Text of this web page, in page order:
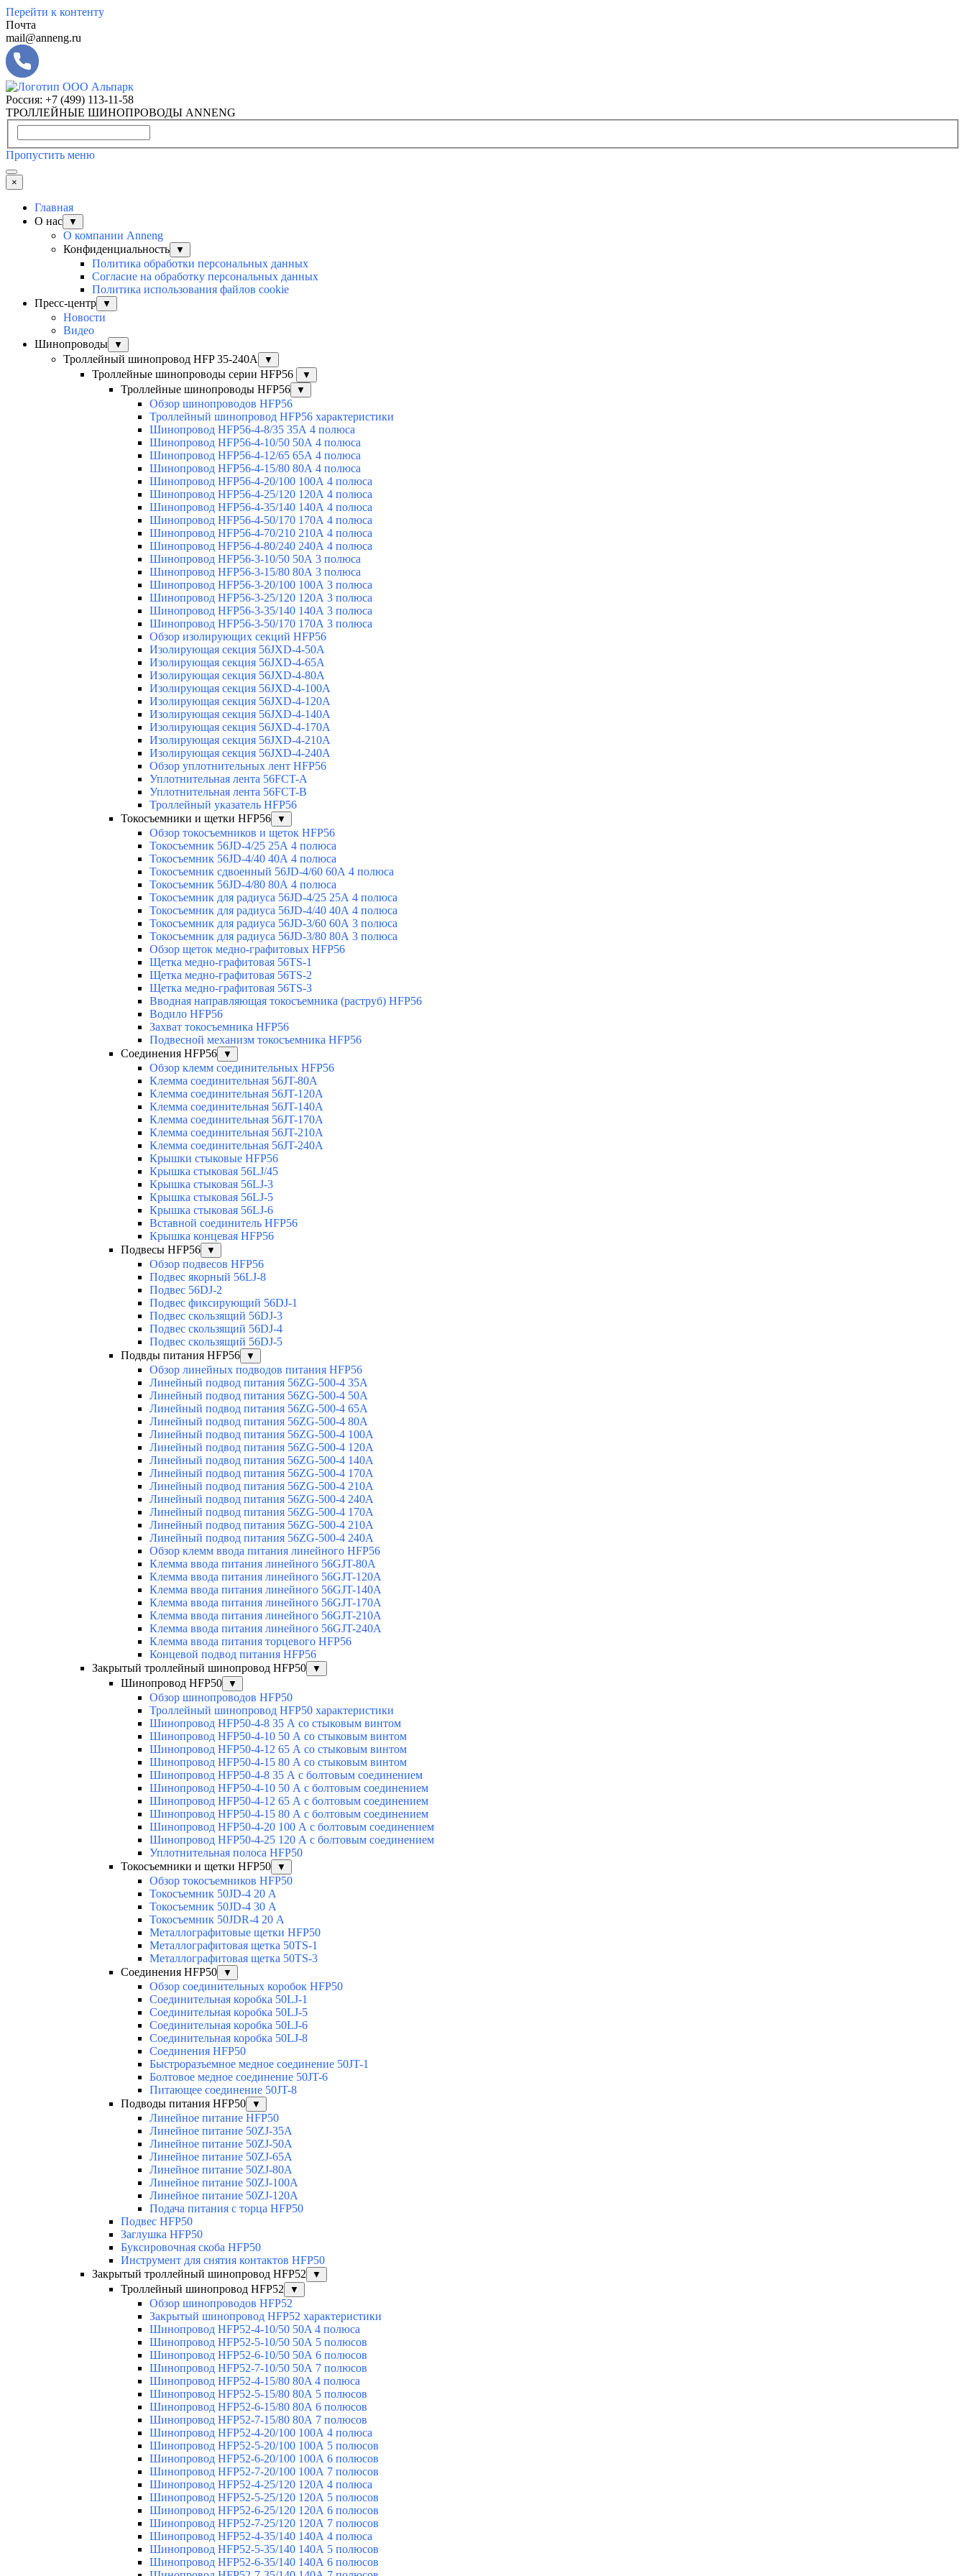
Перейти к контенту
Почта
mail@anneng.ru
Россия: +7 (499) 113-11-58
ТРОЛЛЕЙНЫЕ ШИНОПРОВОДЫ ANNENG
Пропустить меню
×
Главная
О нас
▼
О компании Anneng
Конфиденциальность
▼
Политика обработки персональных данных
Согласие на обработку персональных данных
Политика использования файлов cookie
Пресс-центр
▼
Новости
Видео
Шинопроводы
▼
Троллейный шинопровод HFP 35-240А ▼
Троллейные шинопроводы серии HFP56 ▼
Троллейные шинопроводы HFP56 ▼
Обзор шинопроводов HFP56
Троллейный шинопровод HFP56 характеристики
Шинопровод HFP56-4-8/35 35А 4 полюса
Шинопровод HFP56-4-10/50 50А 4 полюса
Шинопровод HFP56-4-12/65 65А 4 полюса
Шинопровод HFP56-4-15/80 80А 4 полюса
Шинопровод HFP56-4-20/100 100А 4 полюса
Шинопровод HFP56-4-25/120 120А 4 полюса
Шинопровод HFP56-4-35/140 140А 4 полюса
Шинопровод HFP56-4-50/170 170А 4 полюса
Шинопровод HFP56-4-70/210 210А 4 полюса
Шинопровод HFP56-4-80/240 240А 4 полюса
Шинопровод HFP56-3-10/50 50А 3 полюса
Шинопровод HFP56-3-15/80 80А 3 полюса
Шинопровод HFP56-3-20/100 100А 3 полюса
Шинопровод HFP56-3-25/120 120А 3 полюса
Шинопровод HFP56-3-35/140 140А 3 полюса
Шинопровод HFP56-3-50/170 170А 3 полюса
Обзор изолирующих секций HFP56
Изолирующая секция 56JXD-4-50A
Изолирующая секция 56JXD-4-65A
Изолирующая секция 56JXD-4-80A
Изолирующая секция 56JXD-4-100A
Изолирующая секция 56JXD-4-120A
Изолирующая секция 56JXD-4-140A
Изолирующая секция 56JXD-4-170A
Изолирующая секция 56JXD-4-210A
Изолирующая секция 56JXD-4-240A
Обзор уплотнительных лент HFP56
Уплотнительная лента 56FCT-A
Уплотнительная лента 56FCT-B
Троллейный указатель HFP56
Токосъемники и щетки HFP56
▼
Обзор токосъемников и щеток HFP56
Токосъемник 56JD-4/25 25А 4 полюса
Токосъемник 56JD-4/40 40А 4 полюса
Токосъемник сдвоенный 56JD-4/60 60А 4 полюса
Токосъемник 56JD-4/80 80А 4 полюса
Токосъемник для радиуса 56JD-4/25 25А 4 полюса
Токосъемник для радиуса 56JD-4/40 40А 4 полюса
Токосъемник для радиуса 56JD-3/60 60А 3 полюса
Токосъемник для радиуса 56JD-3/80 80А 3 полюса
Обзор щеток медно-графитовых HFP56
Щетка медно-графитовая 56TS-1
Щетка медно-графитовая 56TS-2
Щетка медно-графитовая 56TS-3
Вводная направляющая токосъемника (раструб) HFP56
Водило HFP56
Захват токосъемника HFP56
Подвесной механизм токосъемника HFP56
Соединения HFP56
▼
Обзор клемм соединительных HFP56
Клемма соединительная 56JT-80A
Клемма соединительная 56JT-120A
Клемма соединительная 56JT-140A
Клемма соединительная 56JT-170A
Клемма соединительная 56JT-210A
Клемма соединительная 56JT-240A
Крышки стыковые HFP56
Крышка стыковая 56LJ/45
Крышка стыковая 56LJ-3
Крышка стыковая 56LJ-5
Крышка стыковая 56LJ-6
Вставной соединитель HFP56
Крышка концевая HFP56
Подвесы HFP56
▼
Обзор подвесов HFP56
Подвес якорный 56LJ-8
Подвес 56DJ-2
Подвес фиксирующий 56DJ-1
Подвес скользящий 56DJ-3
Подвес скользящий 56DJ-4
Подвес скользящий 56DJ-5
Подвды питания HFP56
▼
Обзор линейных подводов питания HFP56
Линейный подвод питания 56ZG-500-4 35A
Линейный подвод питания 56ZG-500-4 50A
Линейный подвод питания 56ZG-500-4 65A
Линейный подвод питания 56ZG-500-4 80A
Линейный подвод питания 56ZG-500-4 100A
Линейный подвод питания 56ZG-500-4 120A
Линейный подвод питания 56ZG-500-4 140A
Линейный подвод питания 56ZG-500-4 170A
Линейный подвод питания 56ZG-500-4 210A
Линейный подвод питания 56ZG-500-4 240A
Линейный подвод питания 56ZG-500-4 170A
Линейный подвод питания 56ZG-500-4 210A
Линейный подвод питания 56ZG-500-4 240A
Обзор клемм ввода питания линейного HFP56
Клемма ввода питания линейного 56GJT-80A
Клемма ввода питания линейного 56GJT-120A
Клемма ввода питания линейного 56GJT-140A
Клемма ввода питания линейного 56GJT-170A
Клемма ввода питания линейного 56GJT-210A
Клемма ввода питания линейного 56GJT-240A
Клемма ввода питания торцевого HFP56
Концевой подвод питания HFP56
Закрытый троллейный шинопровод HFP50
▼
Шинопровод HFP50 ▼
Обзор шинопроводов HFP50
Троллейный шинопровод HFP50 характеристики
Шинопровод HFP50-4-8 35 А со стыковым винтом
Шинопровод HFP50-4-10 50 А со стыковым винтом
Шинопровод HFP50-4-12 65 А со стыковым винтом
Шинопровод HFP50-4-15 80 А со стыковым винтом
Шинопровод HFP50-4-8 35 А с болтовым соединением
Шинопровод HFP50-4-10 50 А с болтовым соединением
Шинопровод HFP50-4-12 65 А с болтовым соединением
Шинопровод HFP50-4-15 80 А с болтовым соединением
Шинопровод HFP50-4-20 100 А с болтовым соединением
Шинопровод HFP50-4-25 120 А с болтовым соединением
Уплотнительная полоса HFP50
Токосъемники и щетки HFP50
▼
Обзор токосъемников HFP50
Токосъемник 50JD-4 20 А
Токосъемник 50JD-4 30 А
Токосъемник 50JDR-4 20 А
Металлографитовые щетки HFP50
Металлографитовая щетка 50TS-1
Металлографитовая щетка 50TS-3
Соединения HFP50
▼
Обзор соединительных коробок HFP50
Соединительная коробка 50LJ-1
Соединительная коробка 50LJ-5
Соединительная коробка 50LJ-6
Соединительная коробка 50LJ-8
Соединения HFP50
Быстроразъемное медное соединение 50JT-1
Болтовое медное соединение 50JT-6
Питающее соединение 50JT-8
Подводы питания HFP50
▼
Линейное питание HFP50
Линейное питание 50ZJ-35A
Линейное питание 50ZJ-50A
Линейное питание 50ZJ-65A
Линейное питание 50ZJ-80A
Линейное питание 50ZJ-100A
Линейное питание 50ZJ-120A
Подача питания с торца HFP50
Подвес HFP50
Заглушка HFP50
Буксировочная скоба HFP50
Инструмент для снятия контактов HFP50
Закрытый троллейный шинопровод HFP52
▼
Троллейный шинопровод HFP52 ▼
Обзор шинопроводов HFP52
Закрытый шинопровод HFP52 характеристики
Шинопровод HFP52-4-10/50 50A 4 полюса
Шинопровод HFP52-5-10/50 50А 5 полюсов
Шинопровод HFP52-6-10/50 50А 6 полюсов
Шинопровод HFP52-7-10/50 50А 7 полюсов
Шинопровод HFP52-4-15/80 80A 4 полюса
Шинопровод HFP52-5-15/80 80А 5 полюсов
Шинопровод HFP52-6-15/80 80А 6 полюсов
Шинопровод HFP52-7-15/80 80А 7 полюсов
Шинопровод HFP52-4-20/100 100А 4 полюса
Шинопровод HFP52-5-20/100 100А 5 полюсов
Шинопровод HFP52-6-20/100 100А 6 полюсов
Шинопровод HFP52-7-20/100 100А 7 полюсов
Шинопровод HFP52-4-25/120 120А 4 полюса
Шинопровод HFP52-5-25/120 120А 5 полюсов
Шинопровод HFP52-6-25/120 120А 6 полюсов
Шинопровод HFP52-7-25/120 120А 7 полюсов
Шинопровод HFP52-4-35/140 140А 4 полюса
Шинопровод HFP52-5-35/140 140А 5 полюсов
Шинопровод HFP52-6-35/140 140А 6 полюсов